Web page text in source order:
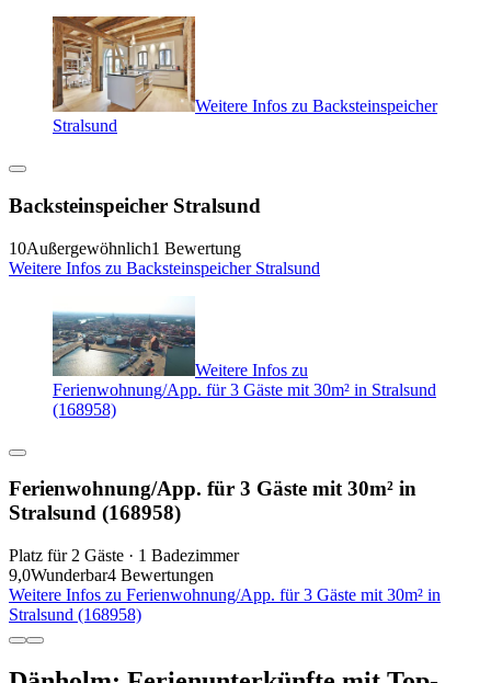
Weitere Infos zu Backsteinspeicher
Stralsund
Backsteinspeicher Stralsund
10Außergewöhnlich1 Bewertung
Weitere Infos zu Backsteinspeicher Stralsund
Weitere Infos zu
Ferienwohnung/App. für 3 Gäste mit 30m² in Stralsund
(168958)
Ferienwohnung/App. für 3 Gäste mit 30m² in
Stralsund (168958)
Platz für 2 Gäste · 1 Badezimmer
9,0Wunderbar4 Bewertungen
Weitere Infos zu Ferienwohnung/App. für 3 Gäste mit 30m² in
Stralsund (168958)